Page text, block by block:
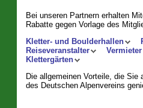
Bei unseren Partnern erhalten
Rabatte gegen Vorlage des
Kletter- und Boulderhallen
Reiseveranstalter
Vermieter
Klettergärten
Die allgemeinen Vorteile, die
des Deutschen Alpenvereins